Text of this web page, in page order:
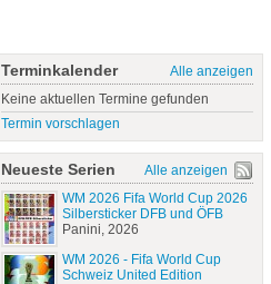
Terminkalender
Alle anzeigen
Keine aktuellen Termine gefunden
Termin vorschlagen
Neueste Serien
Alle anzeigen
WM 2026 Fifa World Cup 2026
Silbersticker DFB und ÖFB
Panini, 2026
WM 2026 - Fifa World Cup
Schweiz United Edition